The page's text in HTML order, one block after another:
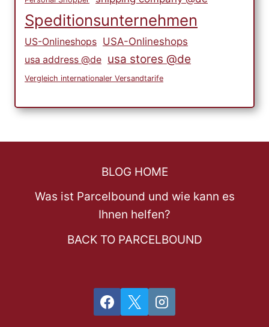
Speditionsunternehmen
US-Onlineshops USA-Onlineshops
usa address @de usa stores @de
Vergleich internationaler Versandtarife
BLOG HOME
Was ist Parcelbound und wie kann es
Ihnen helfen?
BACK TO PARCELBOUND